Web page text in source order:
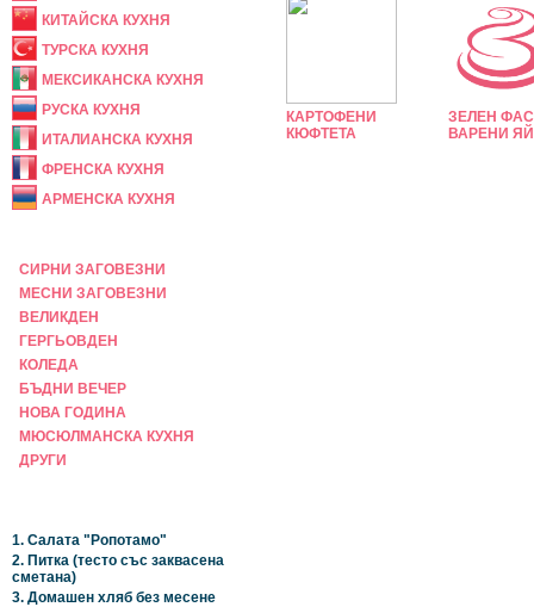
КИТАЙСКА КУХНЯ
ТУРСКА КУХНЯ
МЕКСИКАНСКА КУХНЯ
РУСКА КУХНЯ
ИТАЛИАНСКА КУХНЯ
ФРЕНСКА КУХНЯ
АРМЕНСКА КУХНЯ
СИРНИ ЗАГОВЕЗНИ
МЕСНИ ЗАГОВЕЗНИ
ВЕЛИКДЕН
ГЕРГЬОВДЕН
КОЛЕДА
БЪДНИ ВЕЧЕР
НОВА ГОДИНА
МЮСЮЛМАНСКА КУХНЯ
ДРУГИ
1. Салата "Ропотамо"
2. Питка (тесто със заквасена
сметана)
3. Домашен хляб без месене
КАРТОФЕНИ
КЮФТЕТА
ЗЕЛЕН
ВАРЕНИ